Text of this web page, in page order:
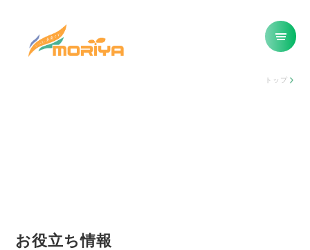
トップ
お役立ち情報